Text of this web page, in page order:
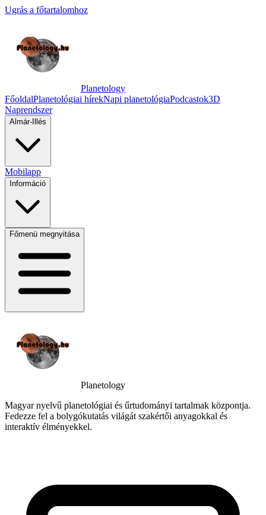
Ugrás a főtartalomhoz
Planetology
FőoldalPlanetológiai hírekNapi planetológiaPodcastok3D
Naprendszer
Almár-Illés
Mobilapp
Információ
Főmenü megnyitása
Planetology
Magyar nyelvű planetológiai és űrtudományi tartalmak központja.
Fedezze fel a bolygókutatás világát szakértői anyagokkal és
interaktív élményekkel.